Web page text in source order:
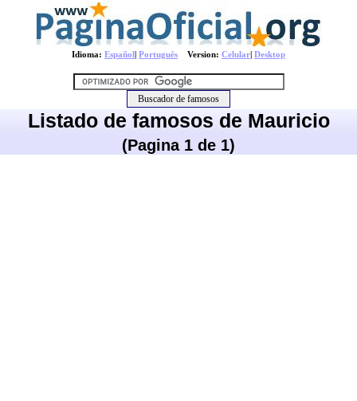
Idioma: Español| Português Version: Celular| Desktop
Listado de famosos de Mauricio
(Pagina 1 de 1)